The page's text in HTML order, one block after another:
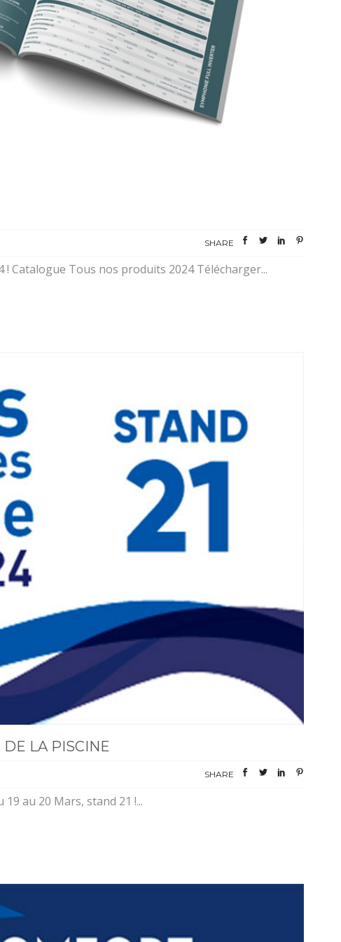
SHARE
Catalogue Tous nos produits 2024 Télécharger...
DE LA PISCINE
SHARE
au 20 Mars, stand 21 !...